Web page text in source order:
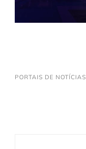
PORTAIS DE NOTÍCIAS